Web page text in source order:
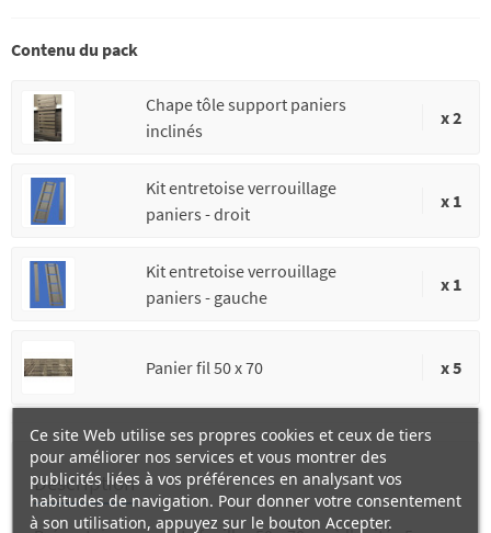
Contenu du pack
Chape tôle support paniers
inclinés
x 2
Kit entretoise verrouillage
paniers - droit
x 1
Kit entretoise verrouillage
paniers - gauche
x 1
Panier fil 50 x 70 x 5
Description
Ce site Web utilise ses propres cookies et ceux de tiers
pour améliorer nos services et vous montrer des
publicités liées à vos préférences en analysant vos
habitudes de navigation. Pour donner votre consentement
à son utilisation, appuyez sur le bouton Accepter.